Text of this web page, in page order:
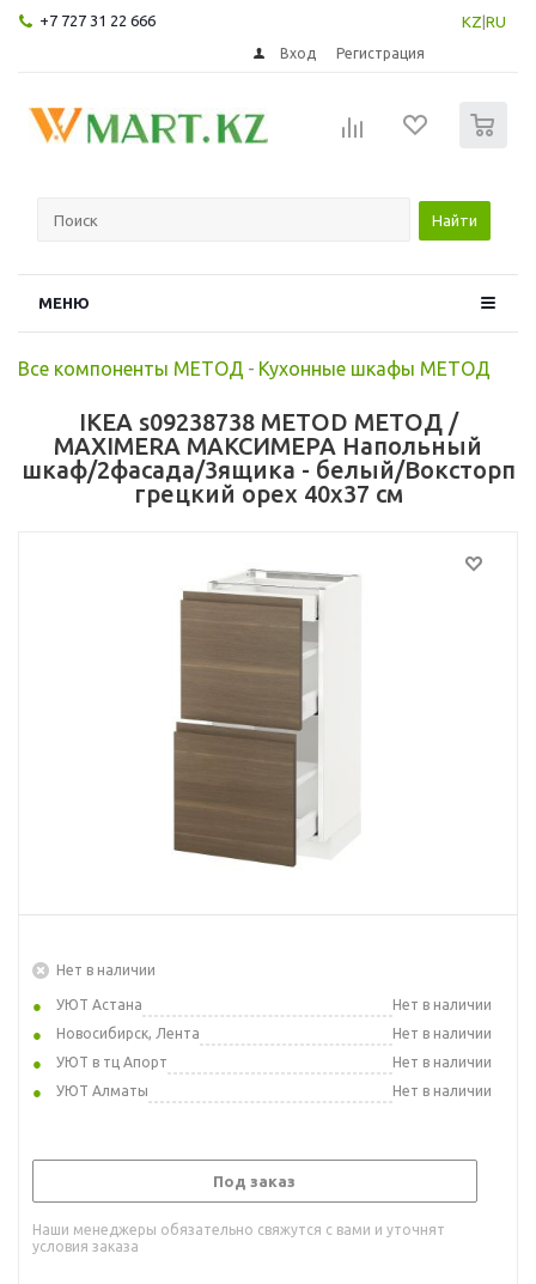
+7 727 31 22 666 KZ RU
Вход Регистрация
Найти
МЕНЮ
Все компоненты МЕТОД - Кухонные шкафы МЕТОД
IKEA s09238738 METOD МЕТОД /
MAXIMERA МАКСИМЕРА Напольный
шкаф/2фасада/3ящика - белый/Воксторп
грецкий орех 40x37 см
Нет в наличии
УЮТ Астана
Нет в наличии
Новосибирск, Лента
Нет в наличии
УЮТ в тц Апорт
Нет в наличии
УЮТ Алматы
Нет в наличии
Под заказ
Наши менеджеры обязательно свяжутся с вами и уточнят
условия заказа